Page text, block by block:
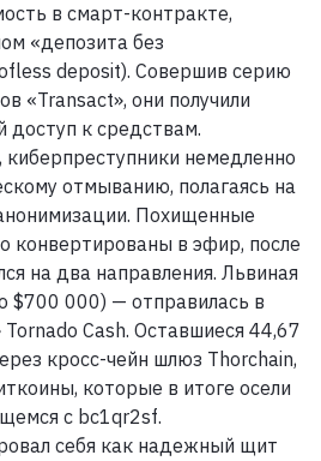
в смарт-контракте,
«депозита без
deposit). Совершив серию
«Transact», они получили
доступ к средствам.
немедленно
отмыванию, полагаясь на
Похищенные
конвертированы в эфир, после
на два направления. Львиная
$700 000) — отправилась в
Cash. Оставшиеся 44,67
кросс-чейн шлюз Thorchain,
которые в итоге осели
с bc1qr2sf.
себя как надежный щит